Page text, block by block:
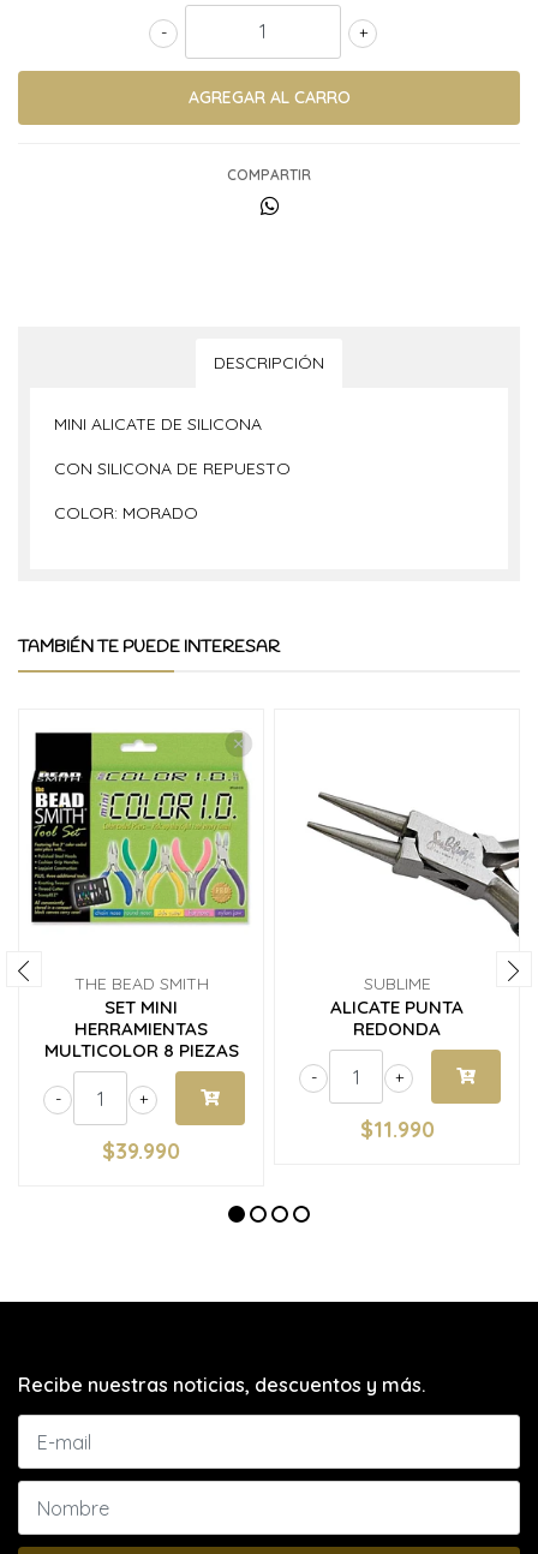
+
-
COMPARTIR
DESCRIPCIÓN
MINI ALICATE DE SILICONA
CON SILICONA DE REPUESTO
COLOR: MORADO
TAMBIÉN TE PUEDE INTERESAR
THE BEAD SMITH
SET MINI
HERRAMIENTAS
MULTICOLOR 8 PIEZAS
+
-
$39.990
SUBLIME
ALICATE PUNTA
REDONDA
+
-
$11.990
Recibe nuestras noticias, descuentos y más.